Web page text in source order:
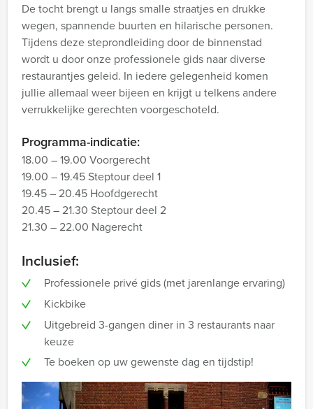
De tocht brengt u langs smalle straatjes en drukke
wegen, spannende buurten en hilarische personen.
Tijdens deze steprondleiding door de binnenstad
wordt u door onze professionele gids naar diverse
restaurantjes geleid. In iedere gelegenheid komen
jullie allemaal weer bijeen en krijgt u telkens andere
verrukkelijke gerechten voorgeschoteld.
Programma-indicatie:
18.00 – 19.00 Voorgerecht
19.00 – 19.45 Steptour deel 1
19.45 – 20.45 Hoofdgerecht
20.45 – 21.30 Steptour deel 2
21.30 – 22.00 Nagerecht
Inclusief:
Professionele privé gids (met jarenlange ervaring)
Kickbike
Uitgebreid 3-gangen diner in 3 restaurants naar
keuze
Te boeken op uw gewenste dag en tijdstip!